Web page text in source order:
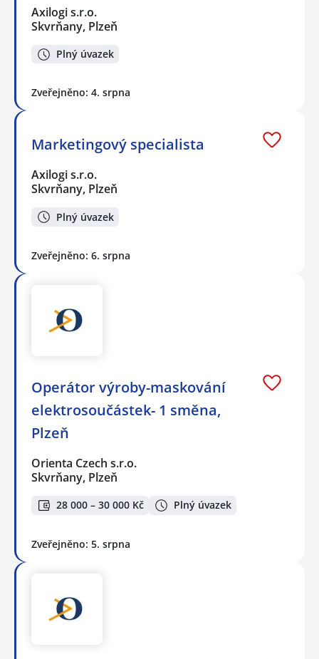
Axilogi s.r.o.
Skvrňany, Plzeň
Plný úvazek
Zveřejněno: 4. srpna
Marketingový specialista
Axilogi s.r.o.
Skvrňany, Plzeň
Plný úvazek
Zveřejněno: 6. srpna
Operátor výroby-maskování
elektrosoučástek- 1 směna,
Plzeň
Orienta Czech s.r.o.
Skvrňany, Plzeň
28 000 – 30 000 Kč Plný úvazek
Zveřejněno: 5. srpna